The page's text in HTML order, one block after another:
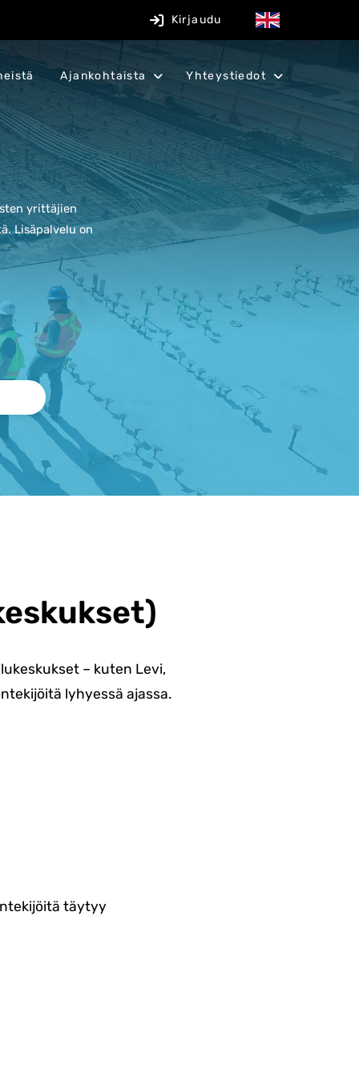
Kirjaudu
Ajankohtaista Yhteystiedot
yrittäjien
Lisäpalvelu on
– kuten Levi,
lyhyessä ajassa.
täytyy